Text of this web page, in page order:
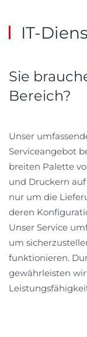
IT-
Sie
Bereich?
Unser
Serviceangebot
breiten Palette
und Druckern
nur um die
deren
Unser Service
um
funktionieren.
gewährleisten